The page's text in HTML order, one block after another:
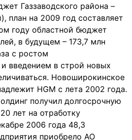
Газзаводского района –
план на 2009 год составляет
году областной бюджет
в будущем – 173,7 млн
с ростом
введением в строй новых
Новоширокинское
HGM с лета 2002 года.
получил долгосрочную
лет на отработку
2006 года 48,3
приобрело АО